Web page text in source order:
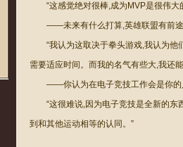
“这感觉绝对很棒,成为MVP是很伟
——未来有什么打算,英雄联盟有前
“我认为这取决于拳头游戏,我认为
需要适应时间。而我的名气有些大,我还
——你认为在电子竞技工作会是你的
“这很难说,因为电子竞技是全新的
到和其他运动相等的认同。”